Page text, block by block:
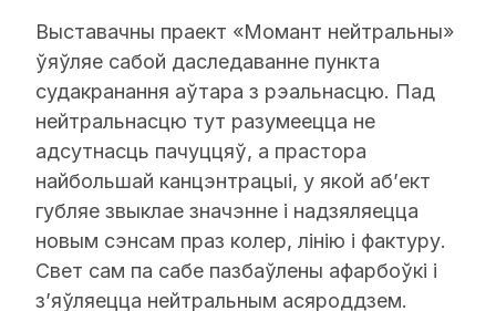
Выставачны праект «Момант нейтральны»
ўяўляе сабой даследаванне пункта
судакранання аўтара з рэальнасцю. Пад
нейтральнасцю тут разумеецца не
адсутнасць пачуццяў, а прастора
найбольшай канцэнтрацыі, у якой аб’ект
губляе звыклае значэнне і надзяляецца
новым сэнсам праз колер, лінію і фактуру.
Свет сам па сабе пазбаўлены афарбоўкі і
з’яўляецца нейтральным асяроддзем.